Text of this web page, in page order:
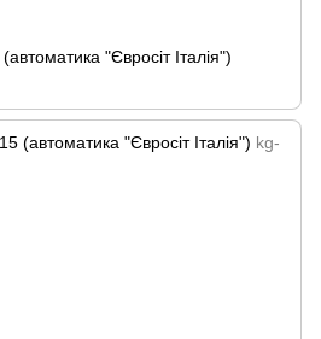
"Євросіт Італія")